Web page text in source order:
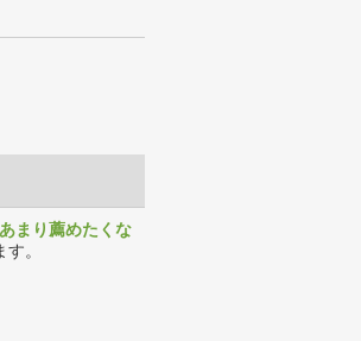
まり薦めたくな
。